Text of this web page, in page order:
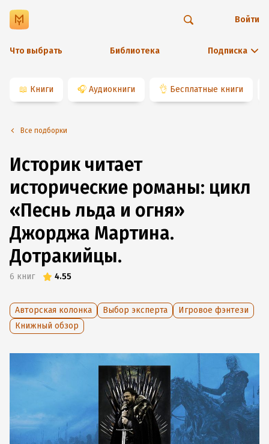
Что выбрать Библиотека Подписка
Войти
📖 Книги 🎧 Аудиокниги 👌 Бесплатные книги
Все подборки
Историк читает
исторические романы: цикл
«Песнь льда и огня»
Джорджа Мартина.
Дотракийцы.
6 книг 4.55
Авторская колонка Выбор эксперта
Игровое фэнтези
Книжный обзор